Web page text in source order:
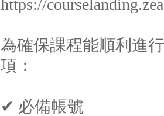
https://
為確保課程能順利進
項：
✔ 必備帳號